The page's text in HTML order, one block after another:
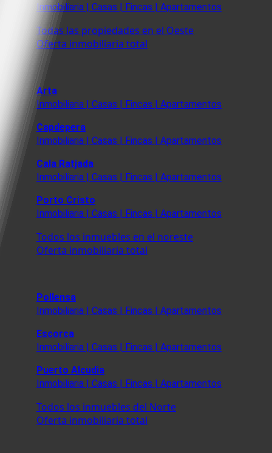
Inmobiliaria | Casas | Fincas | Apartamentos
Todas las propiedades en el Oeste
Oferta inmobiliaria total
Arta
Inmobiliaria | Casas | Fincas | Apartamentos
Capdepera
Inmobiliaria | Casas | Fincas | Apartamentos
Cala Ratjada
Inmobiliaria | Casas | Fincas | Apartamentos
Porto Cristo
Inmobiliaria | Casas | Fincas | Apartamentos
Todos los inmuebles en el noreste
Oferta inmobiliaria total
Pollensa
Inmobiliaria | Casas | Fincas | Apartamentos
Escorca
Inmobiliaria | Casas | Fincas | Apartamentos
Puerto Alcudia
Inmobiliaria | Casas | Fincas | Apartamentos
Todos los inmuebles del Norte
Oferta inmobiliaria total